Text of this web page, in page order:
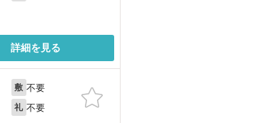
詳細を見る
敷 不要
礼 不要